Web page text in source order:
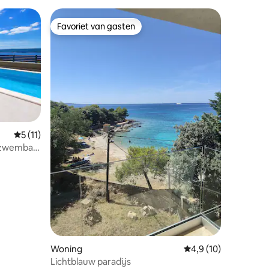
Gemiddelde beoordeling van 5 op 5, 11 recensies
5 (11)
Favoriet van gasten
Favoriet van gasten
Woning Gemiddelde
4,9 (10)
Lichtblauw paradijs